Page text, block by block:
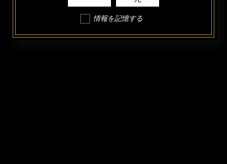
情報を記憶する